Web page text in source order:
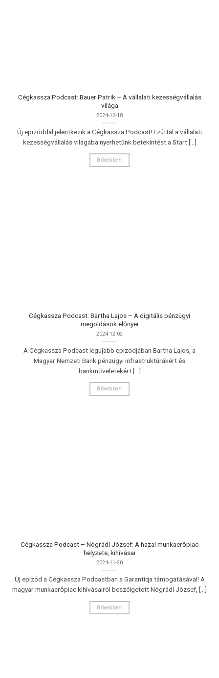
Cégkassza Podcast: Bauer Patrik – A vállalati kezességvállalás
világa
2024-12-18
Új epizóddal jelentkezik a Cégkassza Podcast! Ezúttal a vállalati
kezességvállalás világába nyerhetünk betekintést a Start [...]
Bővebben
Cégkassza Podcast: Bartha Lajos – A digitális pénzügyi
megoldások előnyei
2024-12-02
A Cégkassza Podcast legújabb epizódjában Bartha Lajos, a
Magyar Nemzeti Bank pénzügyi infrastruktúrákért és
bankműveletekért [...]
Bővebben
Cégkassza Podcast – Nógrádi József: A hazai munkaerőpiac
helyzete, kihívásai
2024-11-20
Új epizód a Cégkassza Podcastban a Garantiqa támogatásával! A
magyar munkaerőpiac kihívásairól beszélgetett Nógrádi József, [...]
Bővebben